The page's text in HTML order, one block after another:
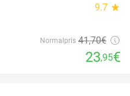
9.7 star
Normalpris 41,70€
23,95€